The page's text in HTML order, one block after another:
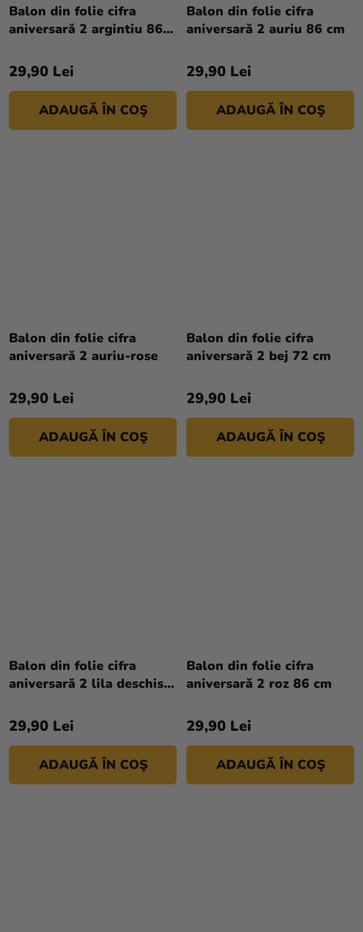
Balon din folie cifra
aniversară 2 argintiu 86
29,90 Lei
ADAUGĂ ÎN COŞ
Balon din folie cifra
aniversară 2 auriu 86 cm
29,90 Lei
ADAUGĂ ÎN COŞ
Balon din folie cifra
aniversară 2 auriu-rose
29,90 Lei
ADAUGĂ ÎN COŞ
Balon din folie cifra
aniversară 2 bej 72 cm
29,90 Lei
ADAUGĂ ÎN COŞ
Balon din folie cifra
aniversară 2 lila deschis
29,90 Lei
ADAUGĂ ÎN COŞ
Balon din folie cifra
aniversară 2 roz 86 cm
29,90 Lei
ADAUGĂ ÎN COŞ